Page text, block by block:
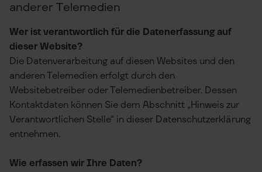
anderer Telemedien
Wer ist verantwortlich für die Datenerfassung auf
dieser Website?
Die Datenverarbeitung auf diesen Websites und den
anderen Telemedien erfolgt durch den
Websitebetreiber oder Telemedienbetreiber. Dessen
Kontaktdaten können Sie dem Abschnitt „Hinweis zur
Verantwortlichen Stelle“ in dieser Datenschutzerklärung
entnehmen.
Wie erfassen wir Ihre Daten?